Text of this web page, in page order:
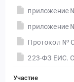
приложение
приложение
Участие